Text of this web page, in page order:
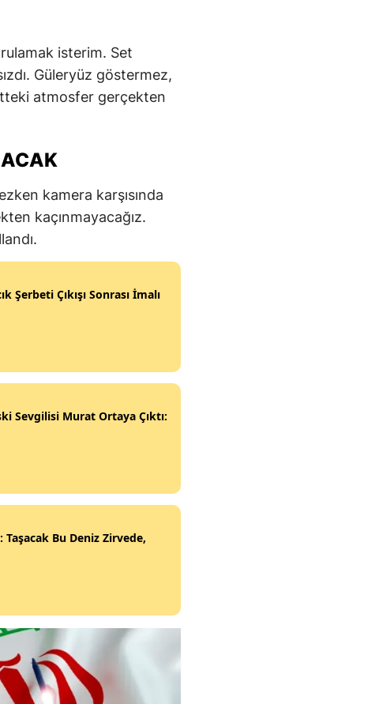
isterim. Set
Güleryüz göstermez,
atmosfer gerçekten
kamera karşısında
kaçınmayacağız.
Şerbeti Çıkışı Sonrası İmalı
Sevgilisi Murat Ortaya Çıktı:
Taşacak Bu Deniz Zirvede,